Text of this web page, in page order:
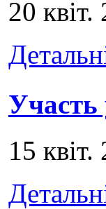
20 квіт.
Участь
15